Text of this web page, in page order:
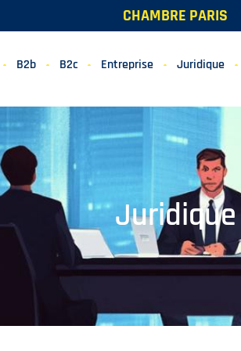
CHAMBRE PARIS
B2b B2c Entreprise Juridique
Juridique